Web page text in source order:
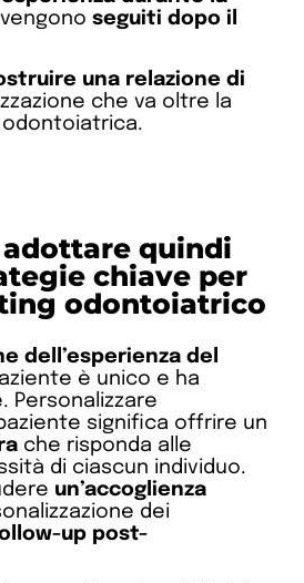
seguiti dopo il
una relazione di
che va oltre la
adottare quindi
chiave per
odontoiatrico
dell’esperienza del
è unico e ha
Personalizzare
significa offrire un
che risponda alle
di ciascun individuo.
un’accoglienza
dei
up post-